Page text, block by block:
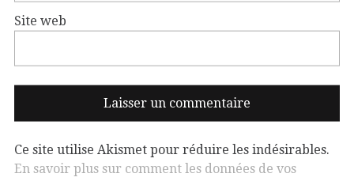
Site web
Ce site utilise Akismet pour réduire les indésirables.
En savoir plus sur comment les données de vos